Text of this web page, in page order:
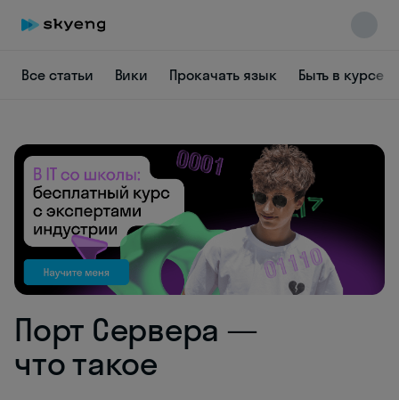
Все статьи Вики Прокачать язык Быть в курсе
Порт Сервера —
что такое
Skyeng Chat
online